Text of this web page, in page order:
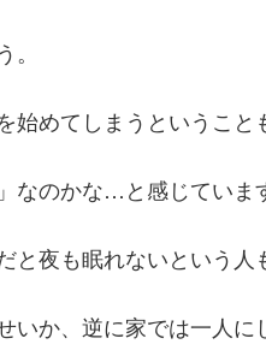
めてしまうということ
なのかな…と感じていま
夜も眠れないという人
いか、逆に家では一人に